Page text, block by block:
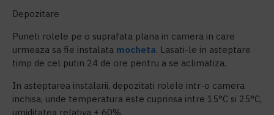
Depozitare
Puneti rolele pe o suprafata plana in camera in care
urmeaza sa fie instalata mocheta. Lasati-le in asteptare
timp de cel putin 24 de ore pentru a se aclimatiza.
In asteptarea instalarii, depozitati rolele intr-o camera
inchisa, unde temperatura este cuprinsa intre 15°C si 25°C,
umiditatea relativa ± 60%.